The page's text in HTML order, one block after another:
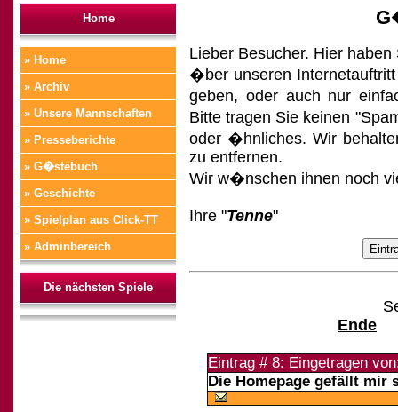
Home
» Home
» Archiv
» Unsere Mannschaften
» Presseberichte
» G�stebuch
» Geschichte
» Spielplan aus Click-TT
» Adminbereich
Die nächsten Spiele
Lieber Besucher. Hier
�ber unseren
geben, oder auch nur
Bitte tragen Sie keinen
oder �hnliches. Wir
zu entfernen.
Wir w�nschen ihnen noch
Ihre "Tenne"
Ende
Eintrag # 8: Eingetragen
Die Homepage gefällt mir